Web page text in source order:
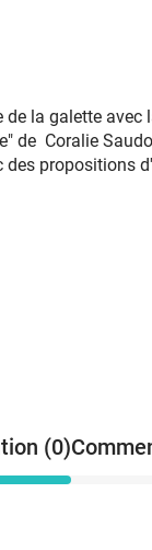
la galette avec
de Coralie
des propositions
(0)